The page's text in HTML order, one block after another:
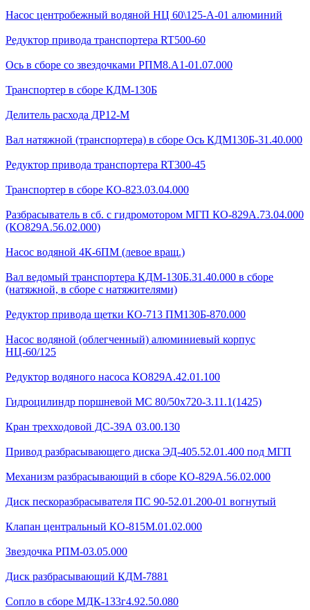
Насос центробежный водяной НЦ 60\125-А-01 алюминий
Редуктор привода транспортера RT500-60
Ось в сборе со звездочками РПМ8.А1-01.07.000
Транспортер в сборе КДМ-130Б
Делитель расхода ДР12-М
Вал натяжной (транспортера) в сборе Ось КДМ130Б-31.40.000
Редуктор привода транспортера RT300-45
Транспортер в сборе КО-823.03.04.000
Разбрасыватель в сб. с гидромотором МГП КО-829А.73.04.000
(КО829А.56.02.000)
Насос водяной 4К-6ПМ (левое вращ.)
Вал ведомый транспортера КДМ-130Б.31.40.000 в сборе
(натяжной, в сборе с натяжителями)
Редуктор привода щетки КО-713 ПМ130Б-870.000
Насос водяной (облегченный) алюминиевый корпус
НЦ-60/125
Редуктор водяного насоса КО829А.42.01.100
Гидроцилиндр поршневой МС 80/50х720-3.11.1(1425)
Кран трехходовой ДС-39А 03.00.130
Привод разбрасывающего диска ЭД-405.52.01.400 под МГП
Механизм разбрасывающий в сборе КО-829А.56.02.000
Диск пескоразбрасывателя ПС 90-52.01.200-01 вогнутый
Клапан центральный КО-815М.01.02.000
Звездочка РПМ-03.05.000
Диск разбрасывающий КДМ-7881
Сопло в сборе МДК-133г4.92.50.080